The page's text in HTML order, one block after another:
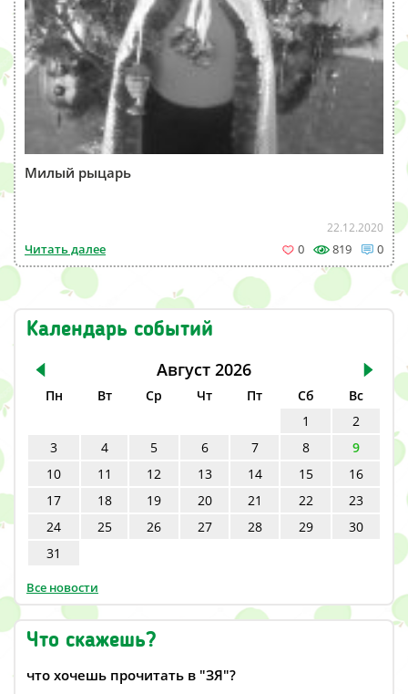
Милый рыцарь
22.12.2020
Читать далее 0 819 0
Календарь событий
Август 2026
Пн Вт Ср Чт Пт Сб
Вс
1
2
3
4 5 6 7 8
9
10
11 12 13 14 15
16
17
18 19 20 21 22
23
24
25 26 27 28 29
30
31
Все новости
Что скажешь?
что хочешь прочитать в "ЗЯ"?